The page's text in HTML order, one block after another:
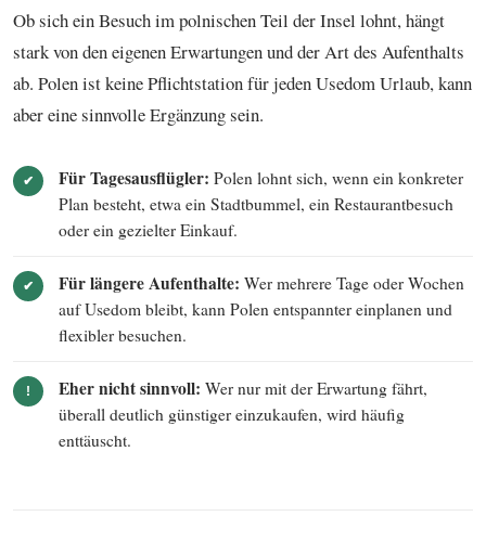
Ob sich ein Besuch im polnischen Teil der Insel lohnt, hängt
stark von den eigenen Erwartungen und der Art des Aufenthalts
ab. Polen ist keine Pflichtstation für jeden Usedom Urlaub, kann
aber eine sinnvolle Ergänzung sein.
✔ Für Tagesausflügler: Polen lohnt sich, wenn ein konkreter
Plan besteht, etwa ein Stadtbummel, ein Restaurantbesuch
oder ein gezielter Einkauf.
✔ Für längere Aufenthalte: Wer mehrere Tage oder Wochen
auf Usedom bleibt, kann Polen entspannter einplanen und
flexibler besuchen.
! Eher nicht sinnvoll: Wer nur mit der Erwartung fährt,
überall deutlich günstiger einzukaufen, wird häufig
enttäuscht.